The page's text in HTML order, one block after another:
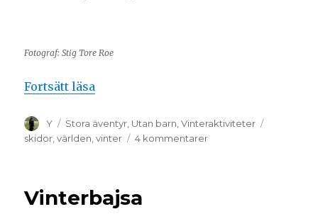
Fotograf: Stig Tore Roe
Fortsätt läsa
Y Stora äventyr Utan barn ,Vinteraktiviteter
skidor ,världen ,vinter 4 kommentarer
Vinterbajsa